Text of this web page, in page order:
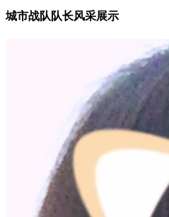
城市战队队长风采展示